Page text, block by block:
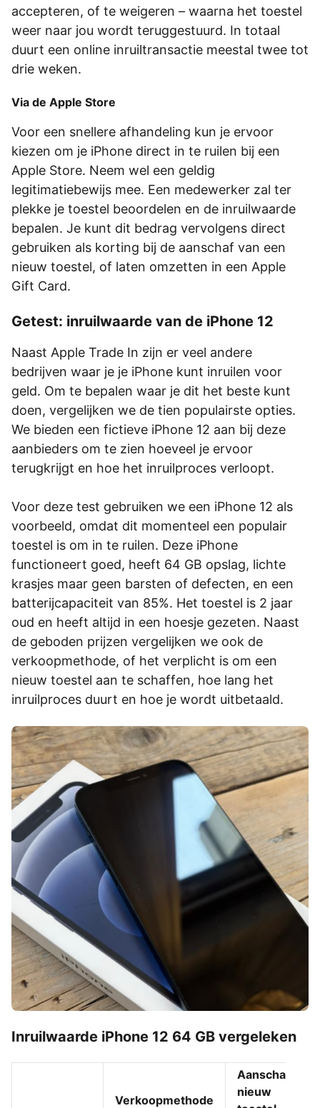
accepteren, of te weigeren – waarna het toestel
weer naar jou wordt teruggestuurd. In totaal
duurt een online inruiltransactie meestal twee tot
drie weken.
Via de Apple Store
Voor een snellere afhandeling kun je ervoor
kiezen om je iPhone direct in te ruilen bij een
Apple Store. Neem wel een geldig
legitimatiebewijs mee. Een medewerker zal ter
plekke je toestel beoordelen en de inruilwaarde
bepalen. Je kunt dit bedrag vervolgens direct
gebruiken als korting bij de aanschaf van een
nieuw toestel, of laten omzetten in een Apple
Gift Card.
Getest: inruilwaarde van de iPhone 12
Naast Apple Trade In zijn er veel andere
bedrijven waar je je iPhone kunt inruilen voor
geld. Om te bepalen waar je dit het beste kunt
doen, vergelijken we de tien populairste opties.
We bieden een fictieve iPhone 12 aan bij deze
aanbieders om te zien hoeveel je ervoor
terugkrijgt en hoe het inruilproces verloopt.
Voor deze test gebruiken we een iPhone 12 als
voorbeeld, omdat dit momenteel een populair
toestel is om in te ruilen. Deze iPhone
functioneert goed, heeft 64 GB opslag, lichte
krasjes maar geen barsten of defecten, en een
batterijcapaciteit van 85%. Het toestel is 2 jaar
oud en heeft altijd in een hoesje gezeten. Naast
de geboden prijzen vergelijken we ook de
verkoopmethode, of het verplicht is om een
nieuw toestel aan te schaffen, hoe lang het
inruilproces duurt en hoe je wordt uitbetaald.
Inruilwaarde iPhone 12 64 GB vergeleken
Verkoopmethode
Aanschaf
nieuw